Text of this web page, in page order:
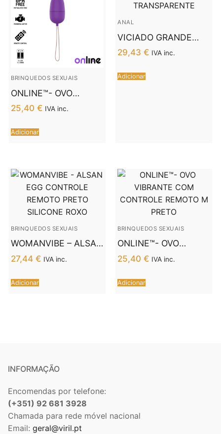
BRINQUEDOS SEXUAIS
ONLINE™- OVO
VIBRANTE COM
CONTROLE REMOTO
M LILAC
25,40 € IVA inc.
Adicionar
ANAL
VICIADO GRANDE
DILADOR ANAL 15 CM
– TRANSPARENTE
29,43 € IVA inc.
Adicionar
BRINQUEDOS SEXUAIS
WOMANVIBE – ALSAN
EGG CONTROLE
REMOTO PRETO
SILICONE ROXO
27,44 € IVA inc.
Adicionar
BRINQUEDOS SEXUAIS
ONLINE™- OVO
VIBRANTE COM
CONTROLE REMOTO
M PRETO
25,40 € IVA inc.
Adicionar
INFORMAÇÃO
Encomendas por telefone:
(+351) 92 681 3928
Chamada para rede móvel nacional
Email: geral@viril.pt